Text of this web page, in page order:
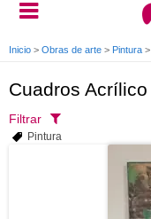
Inicio > Obras de arte > Pintura >
Cuadros Acrílico
Filtrar
Pintura